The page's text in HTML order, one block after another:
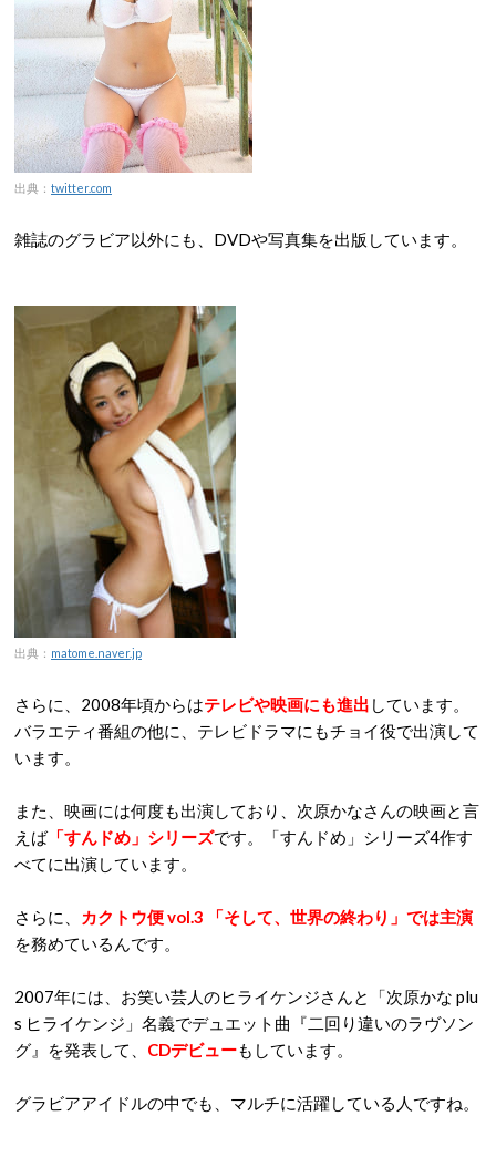
出典： twitter.com
雑誌のグラビア以外にも、DVDや写真集を出版しています。
出典： matome.naver.jp
さらに、2008年頃からはテレビや映画にも進出 しています。
バラエティ番組の他に、テレビドラマにもチョイ役で出演して
います。
また、映画には何度も出演しており、次原かなさんの映画と言
えば「すんドめ」シリーズです。「すんドめ」シリーズ4作す
べてに出演しています。
さらに、
カクトウ便 vol.3 「そして、世界の終わり」では主演
を務めているんです。
2007年には、お笑い芸人のヒライケンジさんと「次原かな plu
s ヒライケンジ」名義でデュエット曲『二回り違いのラヴソン
グ』を発表して、 CDデビューもしています。
グラビアアイドルの中でも、マルチに活躍している人ですね。